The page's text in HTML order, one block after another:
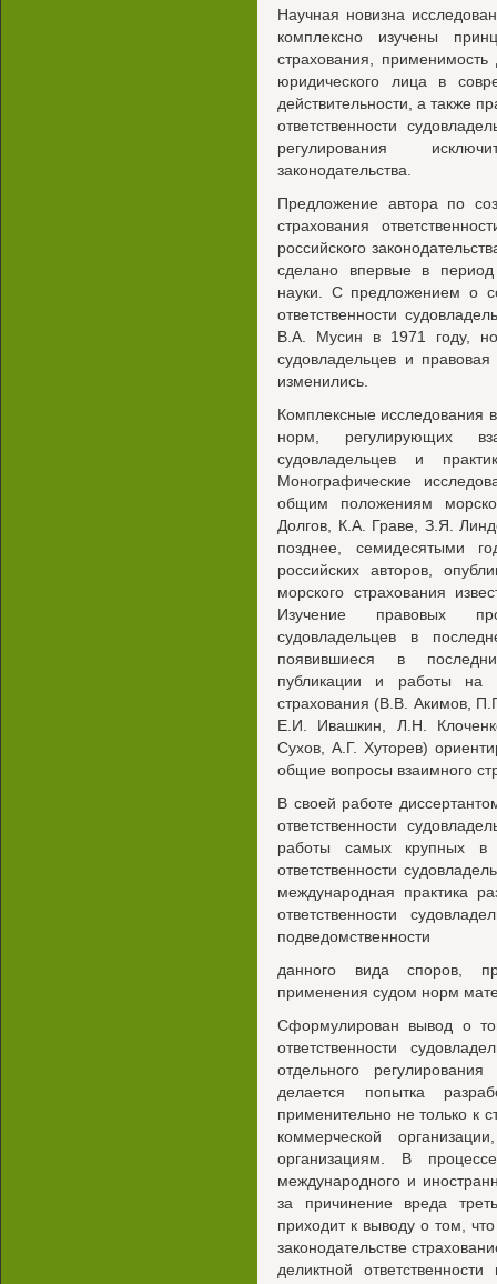
Научная новизна
комплексно изучены
страхования,
юридического лица в
действительности, а также
ответственности
регулирования
законодательства.
Предложение автора по
страхования
российского
сделано впервые в период
науки. С предложением о
ответственности
В.А. Мусин в 1971 году,
судовладельцев и
изменились.
Комплексные исследования
норм, регулирующих
судовладельцев и
Монографические
общим положениям
Долгов, К.А. Граве, З.Я.
позднее, семидесятыми
российских авторов,
морского страхования
Изучение правовых
судовладельцев в
появившиеся в
публикации и работы на
страхования (В.В. Акимов,
Е.И. Ивашкин, Л.Н.
Сухов, А.Г. Хуторев)
общие вопросы взаимного
В своей работе
ответственности
работы самых крупных в
ответственности
международная практика
ответственности
подведомственности
данного вида споров,
применения судом норм
Сформулирован вывод о
ответственности
отдельного
делается попытка
применительно не только к
коммерческой
организациям. В
международного и
за причинение вреда
приходит к выводу о том,
законодательстве
деликтной